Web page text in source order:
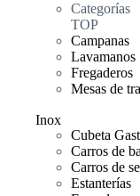
Categorías
TOP
Campanas
Lavamanos
Fregaderos
Mesas de
Inox
Cubeta
Carros de
Carros de
Estanterías